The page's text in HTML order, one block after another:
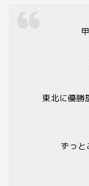
東北に優勝
ずっと